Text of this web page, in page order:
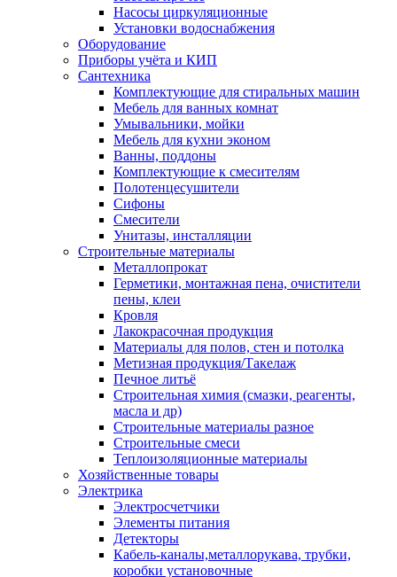
Насосы циркуляционные
Установки водоснабжения
Оборудование
Приборы учёта и КИП
Сантехника
Комплектующие для стиральных машин
Мебель для ванных комнат
Умывальники, мойки
Мебель для кухни эконом
Ванны, поддоны
Комплектующие к смесителям
Полотенцесушители
Сифоны
Смесители
Унитазы, инсталляции
Строительные материалы
Металлопрокат
Герметики, монтажная пена, очистители
пены, клеи
Кровля
Лакокрасочная продукция
Материалы для полов, стен и потолка
Метизная продукция/Такелаж
Печное литьё
Строительная химия (смазки, реагенты,
масла и др)
Строительные материалы разное
Строительные смеси
Теплоизоляционные материалы
Хозяйственные товары
Электрика
Электросчетчики
Элементы питания
Детекторы
Кабель-каналы,металлорукава, трубки,
коробки установочные